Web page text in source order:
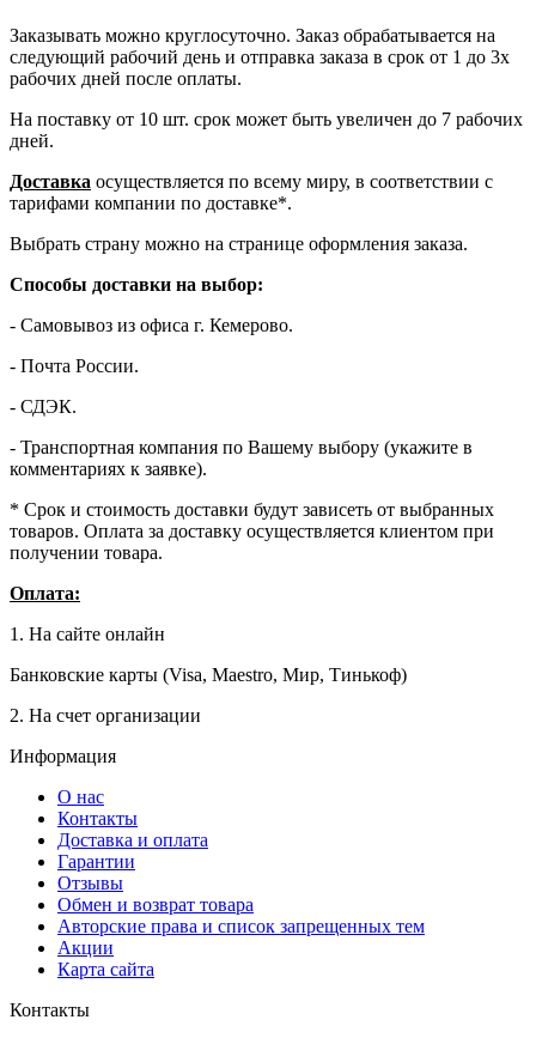
Заказывать можно круглосуточно. Заказ обрабатывается на
следующий рабочий день и отправка заказа в срок от 1 до 3х
рабочих дней после оплаты.
На поставку от 10 шт. срок может быть увеличен до 7 рабочих
дней.
Доставка осуществляется по всему миру, в соответствии с
тарифами компании по доставке*.
Выбрать страну можно на странице оформления заказа.
Способы доставки на выбор:
- Самовывоз из офиса г. Кемерово.
- Почта России.
- СДЭК.
- Транспортная компания по Вашему выбору (укажите в
комментариях к заявке).
* Срок и стоимость доставки будут зависеть от выбранных
товаров. Оплата за доставку осуществляется клиентом при
получении товара.
Оплата:
1. На сайте онлайн
Банковские карты (Visa, Maestro, Мир, Тинькоф)
2. На счет организации
Информация
О нас
Контакты
Доставка и оплата
Гарантии
Отзывы
Обмен и возврат товара
Авторские права и список запрещенных тем
Акции
Карта сайта
Контакты